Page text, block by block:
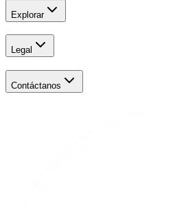
Explorar
Legal
Contáctanos